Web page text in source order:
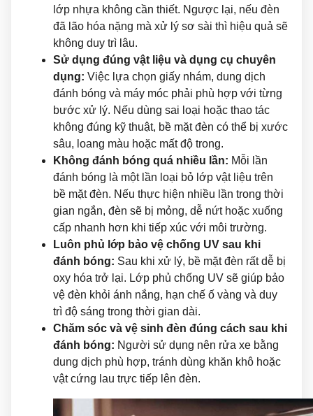
lớp nhựa không cần thiết. Ngược lại, nếu đèn
đã lão hóa nặng mà xử lý sơ sài thì hiệu quả sẽ
không duy trì lâu.
Sử dụng đúng vật liệu và dụng cụ chuyên
dụng: Việc lựa chọn giấy nhám, dung dịch
đánh bóng và máy móc phải phù hợp với từng
bước xử lý. Nếu dùng sai loại hoặc thao tác
không đúng kỹ thuật, bề mặt đèn có thể bị xước
sâu, loang màu hoặc mất độ trong.
Không đánh bóng quá nhiều lần: Mỗi lần
đánh bóng là một lần loại bỏ lớp vật liệu trên
bề mặt đèn. Nếu thực hiện nhiều lần trong thời
gian ngắn, đèn sẽ bị mỏng, dễ nứt hoặc xuống
cấp nhanh hơn khi tiếp xúc với môi trường.
Luôn phủ lớp bảo vệ chống UV sau khi
đánh bóng: Sau khi xử lý, bề mặt đèn rất dễ bị
oxy hóa trở lại. Lớp phủ chống UV sẽ giúp bảo
vệ đèn khỏi ánh nắng, hạn chế ố vàng và duy
trì độ sáng trong thời gian dài.
Chăm sóc và vệ sinh đèn đúng cách sau khi
đánh bóng: Người sử dụng nên rửa xe bằng
dung dịch phù hợp, tránh dùng khăn khô hoặc
vật cứng lau trực tiếp lên đèn.